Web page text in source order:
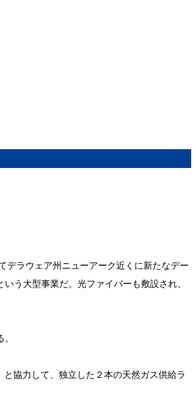
デラウェア州ニューアーク近くに新たなデー
う大型事業だ。光ファイバーも敷設され、
協力して、独立した２本の天然ガス供給ラ